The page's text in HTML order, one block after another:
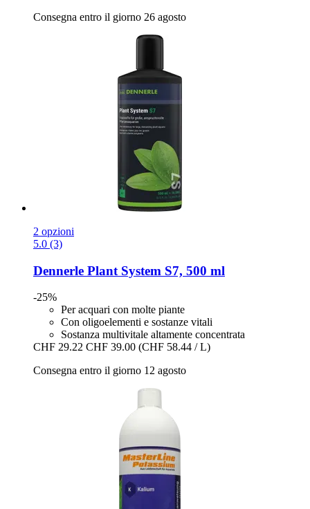
Consegna entro il giorno 26 agosto
2 opzioni
5.0 (3)
Dennerle Plant System S7, 500 ml
-25%
Per acquari con molte piante
Con oligoelementi e sostanze vitali
Sostanza multivitale altamente concentrata
CHF 29.22 CHF 39.00 (CHF 58.44 / L)
Consegna entro il giorno 12 agosto